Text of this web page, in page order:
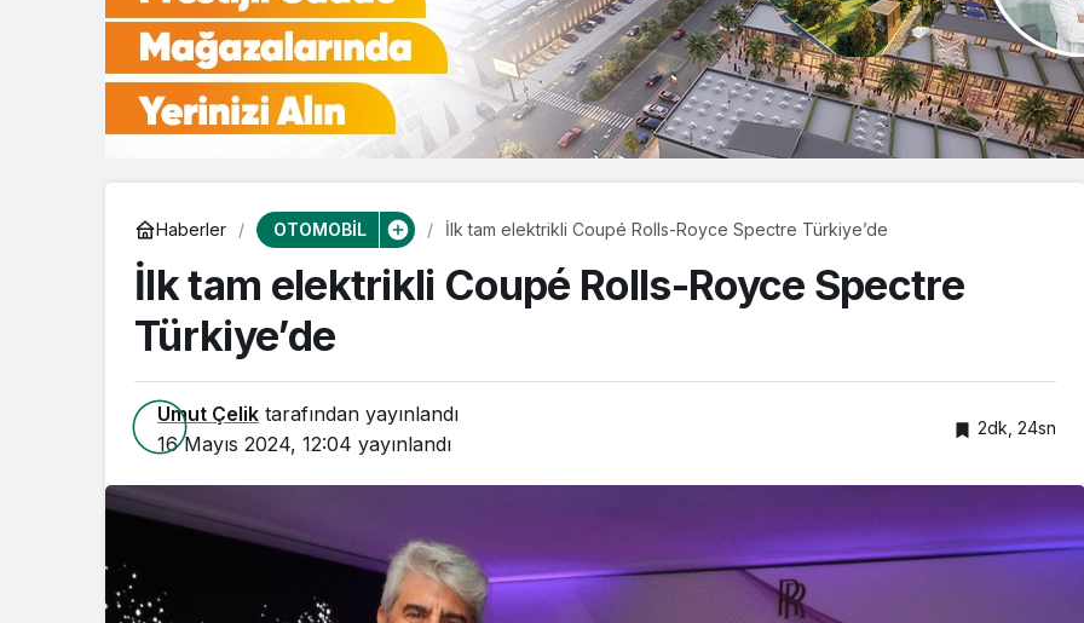
Haberler OTOMOBİL İlk tam elektrikli Coupé Rolls-Royce Spectre Türkiye’de
İlk tam elektrikli Coupé Rolls-Royce Spectre
Türkiye’de
Umut Çelik tarafından yayınlandı
16 Mayıs 2024, 12:04 yayınlandı
2dk, 24sn